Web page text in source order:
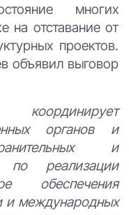
многих
на отставание от
проектов.
объявил выговор
органов и
и
по реализации
обеспечения
и международных